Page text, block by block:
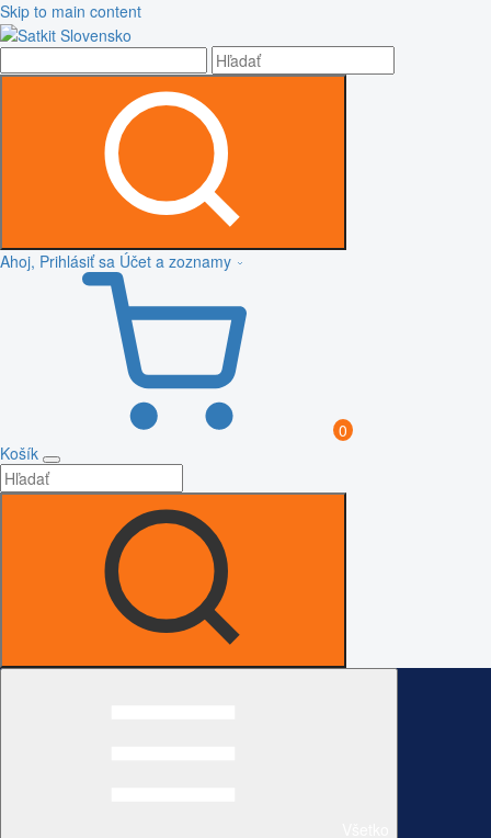
Skip to main content
Ahoj, Prihlásiť sa Účet a zoznamy
0
Košík